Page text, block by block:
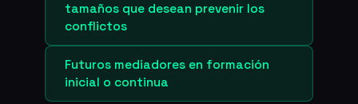
tamaños que desean prevenir los
conflictos
Futuros mediadores en formación
inicial o continua